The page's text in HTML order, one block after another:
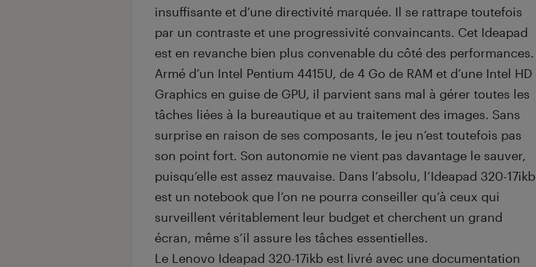
insuffisante et d’une directivité marquée. Il se rattrape toutefois
par un contraste et une progressivité convaincants. Cet Ideapad
est en revanche bien plus convenable du côté des performances.
Armé d’un Intel Pentium 4415U, de 4 Go de RAM et d’une Intel HD
Graphics en guise de GPU, il parvient sans mal à gérer toutes les
tâches liées à la bureautique et au traitement des images. Sans
surprise en raison de ses composants, le jeu n’est toutefois pas
son point fort. Son autonomie ne vient pas davantage le sauver,
puisqu’elle est assez mauvaise. Dans l’absolu, l’Ideapad 320-17ikb
est un notebook que l’on ne pourra conseiller qu’à ceux qui
surveillent véritablement leur budget et cherchent un grand
écran, même s’il assure les tâches essentielles.
Le Lenovo Ideapad 320-17ikb est livré avec une documentation